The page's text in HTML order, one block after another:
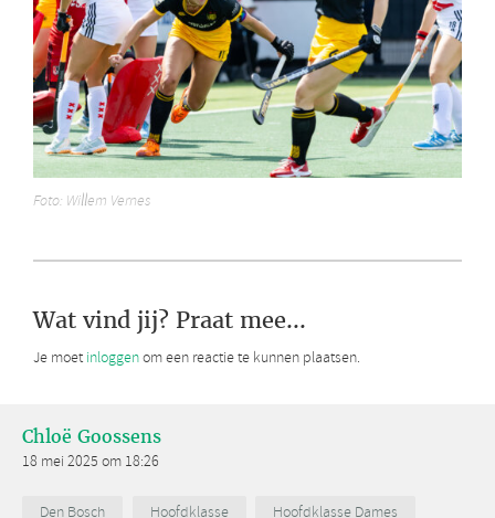
Foto: Willem Vernes
Wat vind jij? Praat mee...
Je moet inloggenom een reactie te kunnen plaatsen.
Chloë Goossens
18 mei 2025 om 18:26
Den Bosch Hoofdklasse
Hoofdklasse Dames